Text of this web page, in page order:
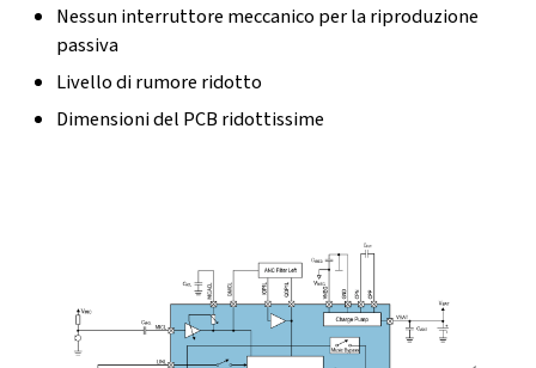
Nessun interruttore meccanico per la riproduzione
passiva
Livello di rumore ridotto
Dimensioni del PCB ridottissime